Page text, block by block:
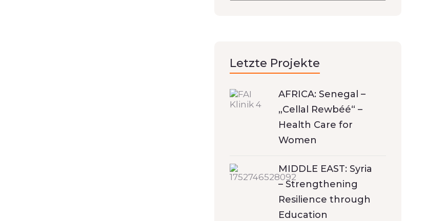
Letzte Projekte
AFRICA: Senegal –
„Cellal Rewbéé“ –
Health Care for
Women
MIDDLE EAST: Syria
– Strengthening
Resilience through
Education